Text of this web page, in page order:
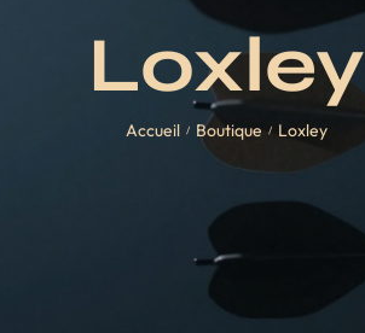
Jeux complets
Pointes
Tiges
Loxley
Accueil / Boutique / Loxley